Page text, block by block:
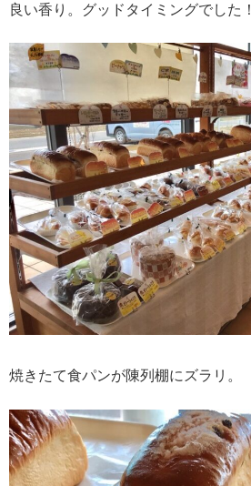
良い香り。グッドタイミングでした！
焼きたて食パンが陳列棚にズラリ。